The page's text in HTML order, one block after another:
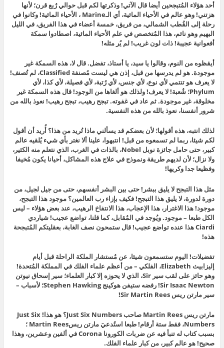
أحد هؤلاء المُتبجحين أيضا قال الآتي! وذكرتها لكم قبل حوالي رُبع قرن؛ لأنها
هزتني! وهو عالم في الأحياء المائية، أي الـMarine ، الأحياء المائية! وكانوا في
رحلة إلى القُطب الشمالي، من فريق، خمسة أعضاء في هذا الفريق، في الليل
البهيم وهو نائم، هذا المُتخصص في علم الأحياء المائية، اصطادوا سمكة
أفعوانية عجيبة! ذات لون غريب! لم يُر مثله!
أيقظوه من النوم، وقالوا يا سيد، يا أستاذ، تفضل. قال لا، هذه السمكة غير
موجودة. هو لم يدرسها من قبل، إذن هي ليست مُصنفة Classified، لم تُصنف!
لا يعرف هو تنتمي لأي نوع، لأي جنس، لأي رُتبة، لأي فصيلة، لأي كذا، لأي
Phylum؛ شُعبة! لا يعرف! ولذلك هو ألغاها من الوجود! قال هذه السمكة غير
مخلوقة، غير موجودة. ثم عاد في غفوته. تبجح رهيب، تبجح رهيب! نعوذ بالله من
شرور أنفسنا، نعوذ بالله من هذه النفسية.
لذلك انتبه، هذه أقولها؛ لأن بعضكم قد يسألني ماذا تُريد من هذا؟ أُريد أن أقول
لكم شيئا، ربما لم تسمعوه من قبل! انتبهوا، علينا ألا نغتر بأي شيء يُلقيه عالم
كبير، حتى حامل جائزة نوبل Nobel، بالذات في الغرب، الذي نتعلم منه الكثير،
ولا نزال؛ لأن لديهم طريقة ونموذج في علاج هذه المشاكل، أحيانا يكون مُخيفا
وفظيعا جدا وكريها!
مثل هذا التبجح لا يليق ببشر! حتى بين البشر أنفسهم، حتى من جيل لجيل، من
دورة لدورة، لا يليق هذا التبجح! فكيف بإزاء رب العالمين؟ موجود هذا التبجح،
موجود! هذا الاغترار، هذا الإعجاب، هذا الانتفاخ الرهيب، عند بعض هؤلاء – ليس
الكل طبعا – موجود. ويُوجد في المُقابل، كما قلنا، تواضع عجيب! شياردي
Ciardi هذا عنده تواضع عجيب! قال ستمحون نصف الغابة، بعقليتكم المُتبجحة
هذه!
تفضيلات! اليوم ستسمعون شيئا، عن مُستشار الملكة الراحلة قبل أيام
إليزابيث Elizabeth، الفلكي – من أعظم علماء الفلك في المملكة المُتحدة!
وهو حائز على لقب سير Sir، الذي لا يحوزه إلا كبار العلماء؛ سير إسحاق نيوتن
Sir Isaac Newton! رفضه ستيفن هوكينج Stephen Hawking؛ لأسباب –
سير مارتن ريس Sir Martin Rees!
مارتن ريس Martin Rees صاحب Just Six Numbers؟ هو هذا! Just Six
Numbers، فقط ستة أرقام! طبعا استُدعيَ مارتن ريسMartin Rees ؛
بسبب كتاب له تنبأ فيه عن ضربات الكورونا Corona في ألفين وعشرين، وهذا
صحيح! هو عالم كبير، من كبار علماء الفلك.